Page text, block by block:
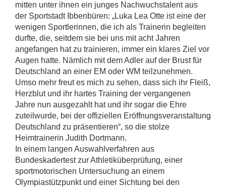
mitten unter ihnen ein junges Nachwuchstalent aus
der Sportstadt Ibbenbüren: „Luka Lea Otte ist eine der
wenigen Sportlerinnen, die ich als Trainerin begleiten
durfte, die, seitdem sie bei uns mit acht Jahren
angefangen hat zu trainieren, immer ein klares Ziel vor
Augen hatte. Nämlich mit dem Adler auf der Brust für
Deutschland an einer EM oder WM teilzunehmen.
Umso mehr freut es mich zu sehen, dass sich ihr Fleiß,
Herzblut und ihr hartes Training der vergangenen
Jahre nun ausgezahlt hat und ihr sogar die Ehre
zuteilwurde, bei der offiziellen Eröffnungsveranstaltung
Deutschland zu präsentieren“, so die stolze
Heimtrainerin Judith Dortmann.
In einem langen Auswahlverfahren aus
Bundeskadertest zur Athletiküberprüfung, einer
sportmotorischen Untersuchung an einem
Olympiastützpunkt und einer Sichtung bei den